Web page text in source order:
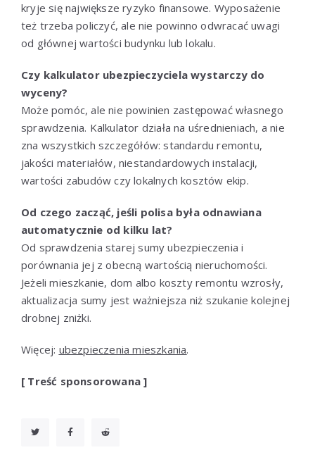
kryje się największe ryzyko finansowe. Wyposażenie
też trzeba policzyć, ale nie powinno odwracać uwagi
od głównej wartości budynku lub lokalu.
Czy kalkulator ubezpieczyciela wystarczy do
wyceny?
Może pomóc, ale nie powinien zastępować własnego
sprawdzenia. Kalkulator działa na uśrednieniach, a nie
zna wszystkich szczegółów: standardu remontu,
jakości materiałów, niestandardowych instalacji,
wartości zabudów czy lokalnych kosztów ekip.
Od czego zacząć, jeśli polisa była odnawiana
automatycznie od kilku lat?
Od sprawdzenia starej sumy ubezpieczenia i
porównania jej z obecną wartością nieruchomości.
Jeżeli mieszkanie, dom albo koszty remontu wzrosły,
aktualizacja sumy jest ważniejsza niż szukanie kolejnej
drobnej zniżki.
Więcej: ubezpieczenia mieszkania.
[ Treść sponsorowana ]